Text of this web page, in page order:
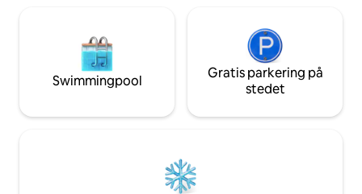
aften med tre fortrolige eller gamle små
ting, der kæler med havbrisen på
terrassen, nyder god mad og taler om
Swimmingpool
Gratis parkering på
stedet